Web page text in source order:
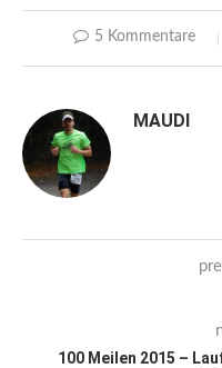
5 Kommentare
MAUDI
100 Meilen 2015 –